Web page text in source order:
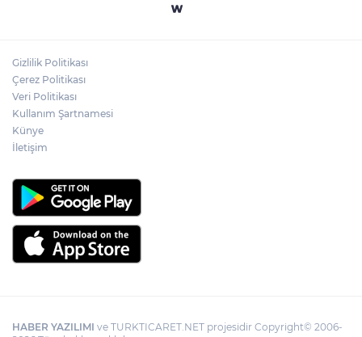
Sakarya'da gençler istedi, Başkan
Gizlilik Politikası
Çerez Politikası
Veri Politikası
Kullanım Şartnamesi
Künye
İletişim
HABER YAZILIMI ve TURKTICARET.NET projesidir Copyright© 2006-